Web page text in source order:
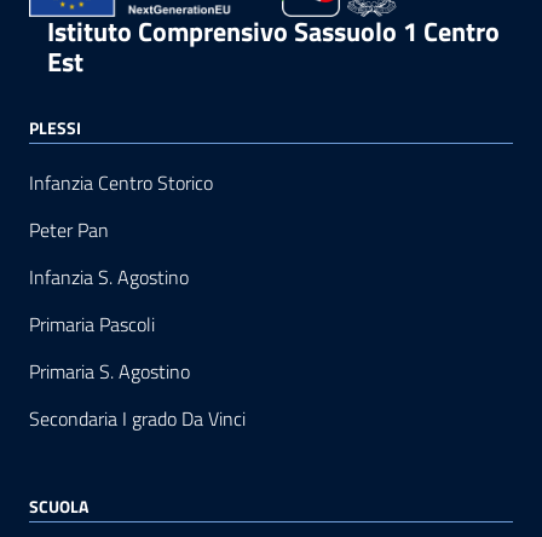
Istituto Comprensivo Sassuolo 1 Centro
Est
PLESSI
Infanzia Centro Storico
Peter Pan
Infanzia S. Agostino
Primaria Pascoli
Primaria S. Agostino
Secondaria I grado Da Vinci
SCUOLA